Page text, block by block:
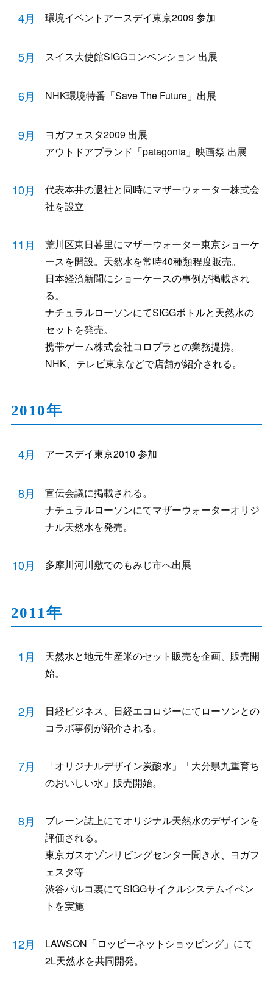
4月 環境イベントアースデイ東京2009 参加
5月 スイス大使館SIGGコンベンション 出展
6月 NHK環境特番「Save The Future」出展
9月
ヨガフェスタ2009 出展
アウトドアブランド「patagonia」映画祭 出展
10月
代表本井の退社と同時にマザーウォーター株式会
社を設立
11月
荒川区東日暮里にマザーウォーター東京ショーケ
ースを開設。天然水を常時40種類程度販売。
日本経済新聞にショーケースの事例が掲載され
る。
ナチュラルローソンにてSIGGボトルと天然水の
セットを発売。
携帯ゲーム株式会社コロプラとの業務提携。
NHK、テレビ東京などで店舗が紹介される。
2010年
4月 アースデイ東京2010 参加
8月
宣伝会議に掲載される。
ナチュラルローソンにてマザーウォーターオリジ
ナル天然水を発売。
10月 多摩川河川敷でのもみじ市へ出展
2011年
1月
天然水と地元生産米のセット販売を企画、販売開
始。
2月
日経ビジネス、日経エコロジーにてローソンとの
コラボ事例が紹介される。
7月
「オリジナルデザイン炭酸水」「大分県九重育ち
のおいしい水」販売開始。
8月
ブレーン誌上にてオリジナル天然水のデザインを
評価される。
東京ガスオゾンリビングセンター聞き水、ヨガフ
ェスタ等
渋谷パルコ裏にてSIGGサイクルシステムイベン
トを実施
12月
LAWSON「ロッピーネットショッピング」にて
2L天然水を共同開発。